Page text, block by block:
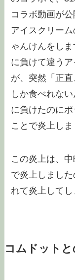
コラボ動画が
アイスクリー
ゃんけんをし
に負けて違う
が、突然「正
しか食べれな
に負けたのに
ことで炎上しま
この炎上は、
で炎上しまし
れて炎上してし
コムドット